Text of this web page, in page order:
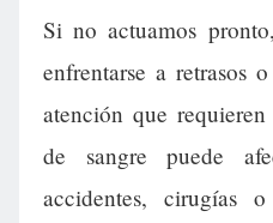
Si no actuamos
enfrentarse a retrasos
atención que
de sangre puede
accidentes, cirugías o